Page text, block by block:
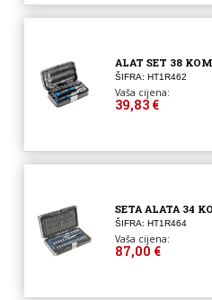
ALAT SET 38
ŠIFRA: HT1R462
Vaša cijena:
39,83 €
SETA ALATA 34
ŠIFRA: HT1R464
Vaša cijena:
87,00 €